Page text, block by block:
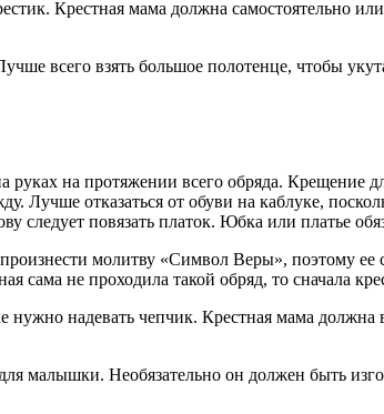
Крестная мама должна самостоятельно
всего взять большое полотенце, чтобы
руках на протяжении всего обряда.
Лучше отказаться от обуви на каблуке,
следует повязать платок. Юбка или платье
молитву «Символ Веры», поэтому ее
сама не проходила такой обряд, то сначала
надевать чепчик. Крестная мама должна
малышки. Необязательно он должен быть